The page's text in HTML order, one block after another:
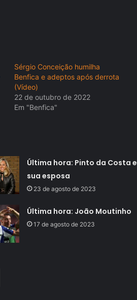
Sérgio Conceição humilha
Benfica e adeptos após derrota
(Vídeo)
22 de outubro de 2022
Em "Benfica"
Última hora: Pinto da Costa e
sua esposa
23 de agosto de 2023
Última hora: João Moutinho
17 de agosto de 2023